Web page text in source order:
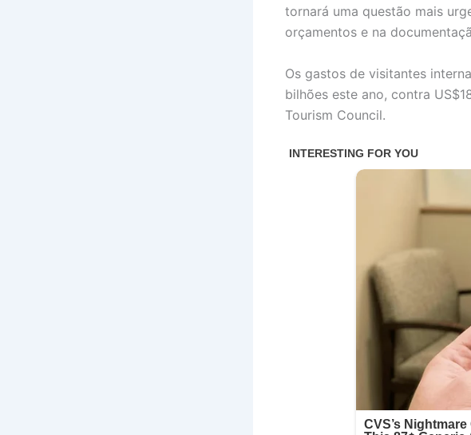
tornará uma questão mais
orçamentos e na
Os gastos de visitantes
bilhões este ano, contra
Tourism Council.